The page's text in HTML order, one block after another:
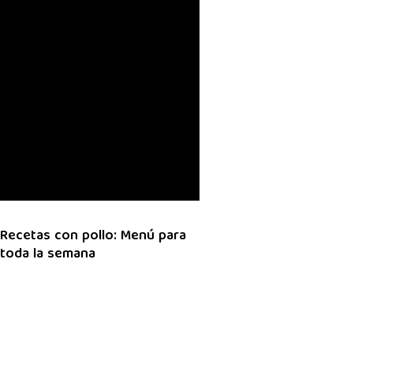
Recetas con pollo: Menú para
toda la semana